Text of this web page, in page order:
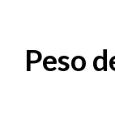
Peso